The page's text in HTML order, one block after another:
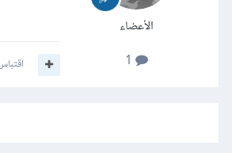
الأعضاء